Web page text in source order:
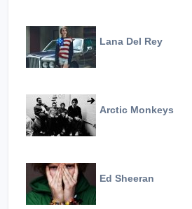
Lana Del Rey
Arctic Monkeys
Ed Sheeran